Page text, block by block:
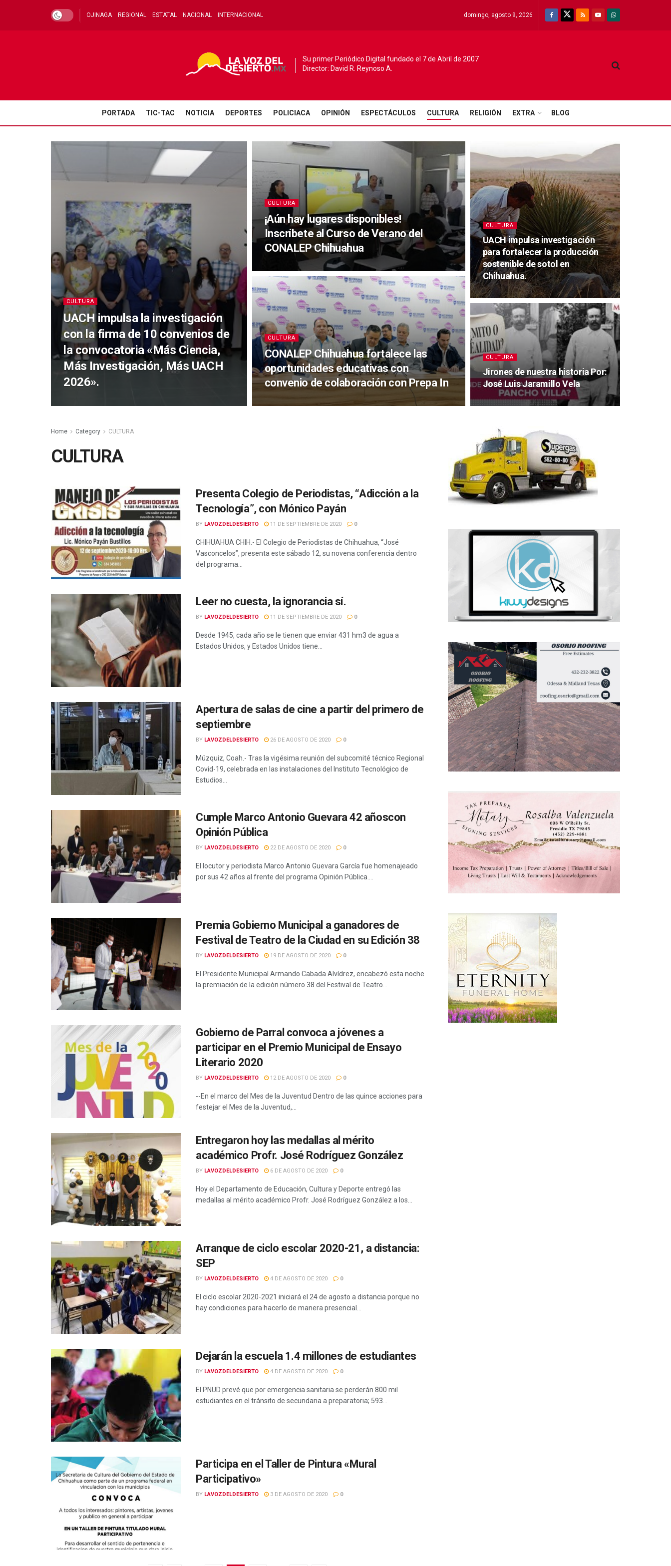
OJINAGA REGIONAL ESTATAL NACIONAL INTERNACIONAL domingo, agosto 9, 2026
Su primer Periódico Digital fundado el 7 de Abril de 2007
Director: David R. Reynoso A.
PORTADA TIC-TAC NOTICIA DEPORTES POLICIACA OPINIÓN ESPECTÁCULOS CULTURA RELIGIÓN EXTRA BLOG
CULTURA
UACH impulsa la investigación
con la firma de 10 convenios de
la convocatoria «Más Ciencia,
Más Investigación, Más UACH
2026».
CULTURA
¡Aún hay lugares disponibles!
Inscríbete al Curso de Verano del
CONALEP Chihuahua
CULTURA
CONALEP Chihuahua fortalece las
oportunidades educativas con
convenio de colaboración con Prepa In
CULTURA
UACH impulsa investigación
para fortalecer la producción
sostenible de sotol en
Chihuahua.
CULTURA
Jirones de nuestra historia Por:
José Luis Jaramillo Vela
Home Category CULTURA
CULTURA
Presenta Colegio de Periodistas, “Adicción a la
Tecnología”, con Mónico Payán
BY LAVOZDELDESIERTO 11 DE SEPTIEMBRE DE 2020 0
CHIHUAHUA CHIH.- El Colegio de Periodistas de Chihuahua, “José
Vasconcelos”, presenta este sábado 12, su novena conferencia dentro
del programa...
Leer no cuesta, la ignorancia sí.
BY LAVOZDELDESIERTO 11 DE SEPTIEMBRE DE 2020 0
Desde 1945, cada año se le tienen que enviar 431 hm3 de agua a
Estados Unidos, y Estados Unidos tiene...
Apertura de salas de cine a partir del primero de
septiembre
BY LAVOZDELDESIERTO 26 DE AGOSTO DE 2020 0
Múzquiz, Coah.- Tras la vigésima reunión del subcomité técnico Regional
Covid-19, celebrada en las instalaciones del Instituto Tecnológico de
Estudios...
Cumple Marco Antonio Guevara 42 añoscon
Opinión Pública
BY LAVOZDELDESIERTO 22 DE AGOSTO DE 2020 0
El locutor y periodista Marco Antonio Guevara García fue homenajeado
por sus 42 años al frente del programa Opinión Pública....
Premia Gobierno Municipal a ganadores de
Festival de Teatro de la Ciudad en su Edición 38
BY LAVOZDELDESIERTO 19 DE AGOSTO DE 2020 0
El Presidente Municipal Armando Cabada Alvídrez, encabezó esta noche
la premiación de la edición número 38 del Festival de Teatro...
Gobierno de Parral convoca a jóvenes a
participar en el Premio Municipal de Ensayo
Literario 2020
BY LAVOZDELDESIERTO 12 DE AGOSTO DE 2020 0
--En el marco del Mes de la Juventud Dentro de las quince acciones para
festejar el Mes de la Juventud,...
Entregaron hoy las medallas al mérito
académico Profr. José Rodríguez González
BY LAVOZDELDESIERTO 6 DE AGOSTO DE 2020 0
Hoy el Departamento de Educación, Cultura y Deporte entregó las
medallas al mérito académico Profr. José Rodríguez González a los...
Arranque de ciclo escolar 2020-21, a distancia:
SEP
BY LAVOZDELDESIERTO 4 DE AGOSTO DE 2020 0
El ciclo escolar 2020-2021 iniciará el 24 de agosto a distancia porque no
hay condiciones para hacerlo de manera presencial...
Dejarán la escuela 1.4 millones de estudiantes
BY LAVOZDELDESIERTO 4 DE AGOSTO DE 2020 0
El PNUD prevé que por emergencia sanitaria se perderán 800 mil
estudiantes en el tránsito de secundaria a preparatoria; 593...
Participa en el Taller de Pintura «Mural
Participativo»
BY LAVOZDELDESIERTO 3 DE AGOSTO DE 2020 0